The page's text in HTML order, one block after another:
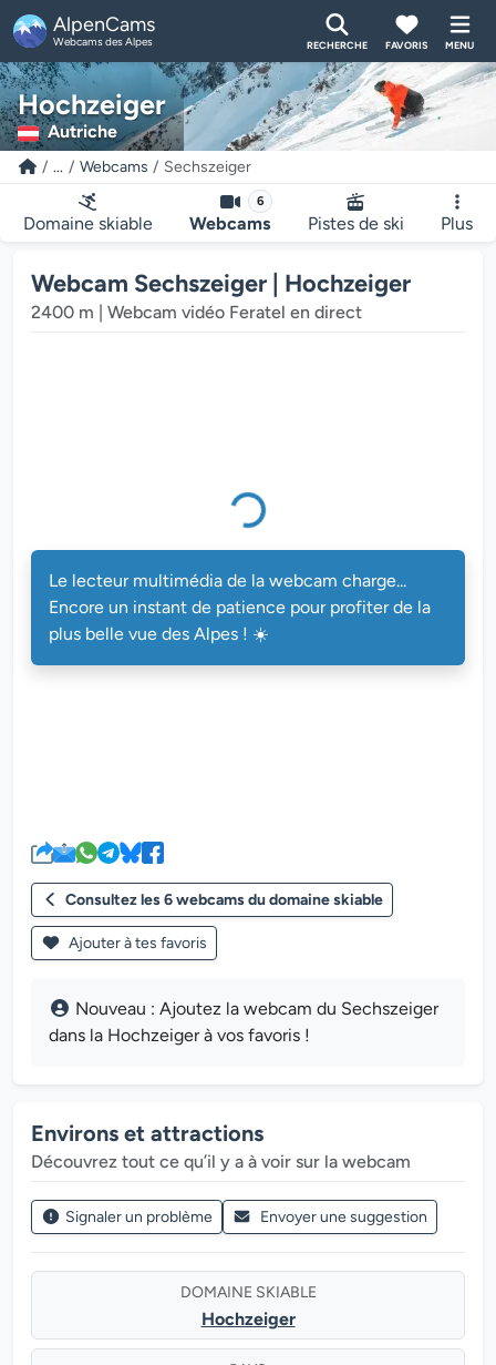
AlpenCams
Webcams des Alpes RECHERCHE FAVORIS MENU
Hochzeiger
Autriche
... Webcams Sechszeiger
Domaine skiable
6
Webcams Pistes de ski Plus
Webcam Sechszeiger | Hochzeiger
2400 m | Webcam vidéo Feratel en direct
Le lecteur multimédia de la webcam charge...
Le lecteur multimédia de la webcam charge...
Encore un instant de patience pour profiter de la
plus belle vue des Alpes ! ☀️
Consultez les 6 webcams du domaine skiable
Ajouter à tes favoris
Nouveau : Ajoutez la webcam du Sechszeiger
dans la Hochzeiger à vos favoris !
Environs et attractions
Découvrez tout ce qu’il y a à voir sur la webcam
Signaler un problème Envoyer une suggestion
DOMAINE SKIABLE
Hochzeiger